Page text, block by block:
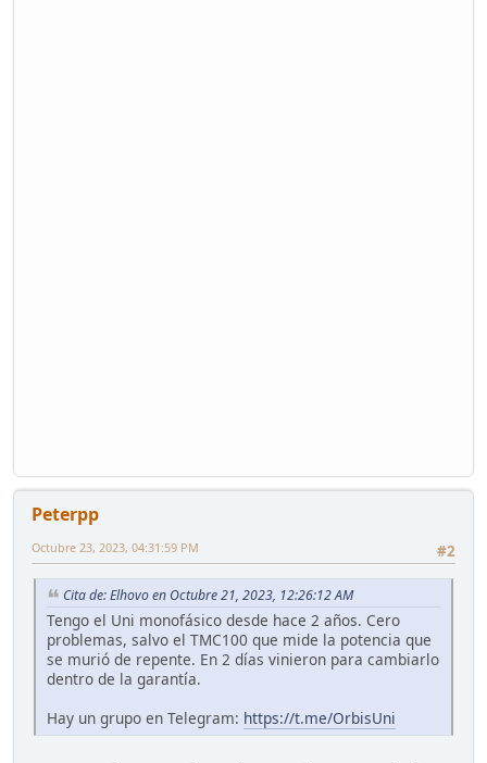
Peterpp
#2
Octubre 23, 2023, 04:31:59 PM
Cita de: Elhovo en Octubre 21, 2023, 12:26:12 AM
Tengo el Uni monofásico desde hace 2 años. Cero
problemas, salvo el TMC100 que mide la potencia que
se murió de repente. En 2 días vinieron para cambiarlo
dentro de la garantía.
Hay un grupo en Telegram: https://t.me/OrbisUni